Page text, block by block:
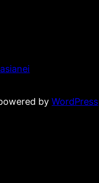
byWordPress